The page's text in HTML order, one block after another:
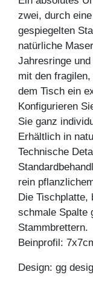
zwei, durch
gespiegelten
natürliche
Jahresringe
mit den
dem Tisch ein
Konfigurieren
Sie ganz
Erhältlich in
Technische
rein
Die Tischplatte,
schmale Spalte
Stammbrettern.
Beinprofil:
Design: gg